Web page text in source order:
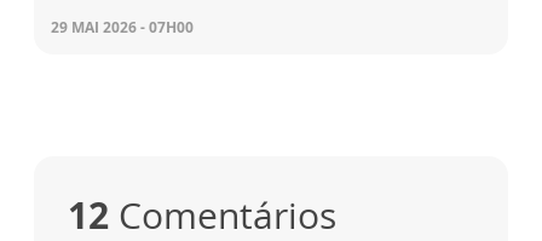
29 MAI 2026 - 07H00
12 Comentários